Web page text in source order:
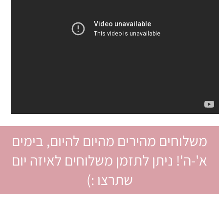
משלוחים מהירים מהיום להיום, בימים
א'-ה'! ניתן לתזמן משלוחים לאיזה יום
שתרצו :)